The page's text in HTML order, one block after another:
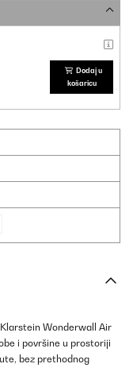
Dodaj u
košaricu
Wonderwall Air
i površine u prostoriji
bez prethodnog